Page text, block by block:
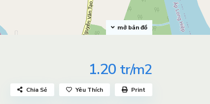
mở bản đồ
1.20 tr/m2
Chia Sẻ Yêu Thích Print